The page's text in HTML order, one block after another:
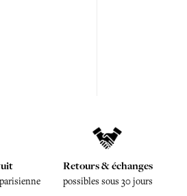
Retours & échanges
possibles sous 30 jours